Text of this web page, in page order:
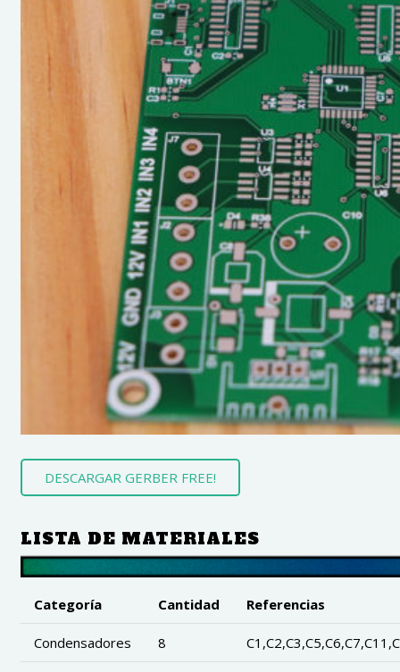
DESCARGAR GERBER FREE!
LISTA DE MATERIALES
Categoría Cantidad Referencias
Condensadores 8